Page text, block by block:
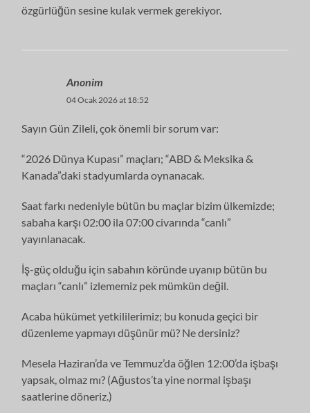
özgürlüğün sesine kulak vermek gerekiyor.
Anonim
04 Ocak 2026 at 18:52
Sayın Gün Zileli, çok önemli bir sorum var:
“2026 Dünya Kupası” maçları; “ABD & Meksika &
Kanada”daki stadyumlarda oynanacak.
Saat farkı nedeniyle bütün bu maçlar bizim ülkemizde;
sabaha karşı 02:00 ila 07:00 civarında “canlı”
yayınlanacak.
İş-güç olduğu için sabahın köründe uyanıp bütün bu
maçları “canlı” izlememiz pek mümkün değil.
Acaba hükümet yetkililerimiz; bu konuda geçici bir
düzenleme yapmayı düşünür mü? Ne dersiniz?
Mesela Haziran’da ve Temmuz’da öğlen 12:00’da işbaşı
yapsak, olmaz mı? (Ağustos’ta yine normal işbaşı
saatlerine döneriz.)